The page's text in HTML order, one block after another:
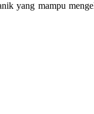
yang mampu